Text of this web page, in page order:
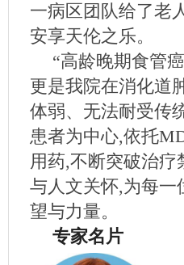
一病区团队给了老
安享天伦之乐。
“高龄晚期食管
更是我院在消化道
体弱、无法耐受传
患者为中心,依托
用药,不断突破治
与人文关怀,为每一
望与力量。
专家名片